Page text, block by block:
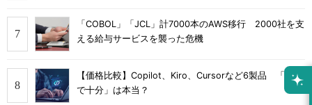
「COBOL」「JCL」計7000本のAWS移行 2000社を支
える給与サービスを襲った危機
【価格比較】Copilot、Kiro、Cursorなど6製品 「無料
で十分」は本当？